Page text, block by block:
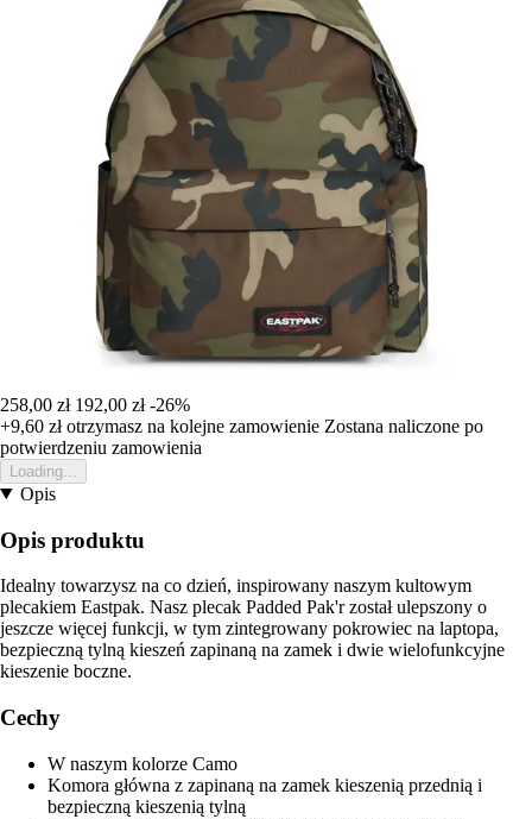
258,00 zł 192,00 zł -26%
+9,60 złotrzymasz na kolejne zamowienie Zostana naliczone po
potwierdzeniu zamowienia
Loading...
Opis
Opis produktu
Idealny towarzysz na co dzień, inspirowany naszym kultowym
plecakiem Eastpak. Nasz plecak Padded Pak'r został ulepszony o
jeszcze więcej funkcji, w tym zintegrowany pokrowiec na laptopa,
bezpieczną tylną kieszeń zapinaną na zamek i dwie wielofunkcyjne
kieszenie boczne.
Cechy
W naszym kolorze Camo
Komora główna z zapinaną na zamek kieszenią przednią i
bezpieczną kieszenią tylną